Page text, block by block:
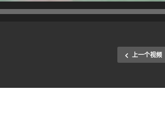
上一个视频